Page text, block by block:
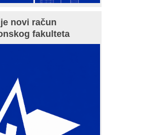
novi račun
fakulteta